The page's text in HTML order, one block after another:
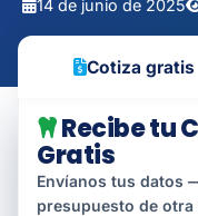
14 de junio de 2025
Cotiza gratis
Recibe tu
Gratis
Envíanos tus datos
presupuesto de